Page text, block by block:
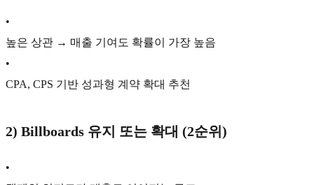
•
높은 상관 → 매출 기여도 확률이 가장 높음
•
CPA, CPS 기반 성과형 계약 확대 추천
2) Billboards 유지 또는 확대 (2순위)
•